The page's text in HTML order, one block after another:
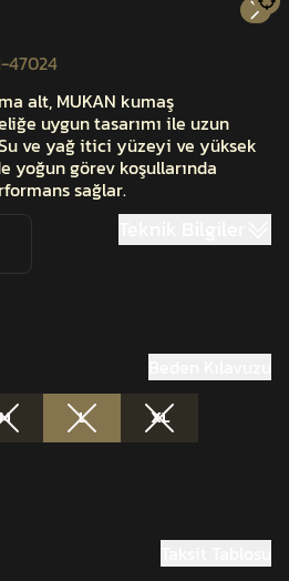
47024
alt, MUKAN kumaş
uygun tasarımı ile uzun
ve yağ itici yüzeyi ve yüksek
yoğun görev koşullarında
sağlar.
L XL